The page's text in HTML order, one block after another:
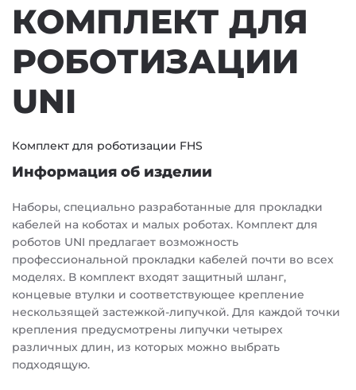
КОМПЛЕКТ ДЛЯ
РОБОТИЗАЦИИ
UNI
Комплект для роботизации FHS
Информация об изделии
Наборы, специально разработанные для прокладки
кабелей на коботах и малых роботах. Комплект для
роботов UNI предлагает возможность
профессиональной прокладки кабелей почти во всех
моделях. В комплект входят защитный шланг,
концевые втулки и соответствующее крепление
нескользящей застежкой-липучкой. Для каждой точки
крепления предусмотрены липучки четырех
различных длин, из которых можно выбрать
подходящую.